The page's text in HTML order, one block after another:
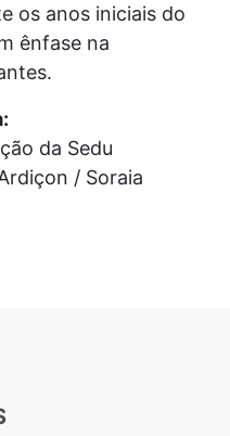
os anos iniciais do
ênfase na
da Sedu
/ Soraia